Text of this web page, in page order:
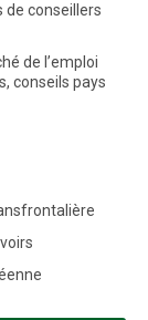
de conseillers
de l’emploi
conseils pays